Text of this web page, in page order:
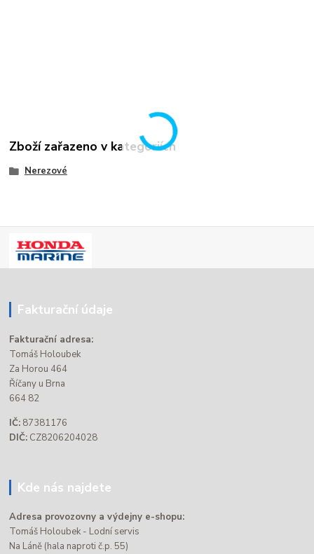
Zboží zařazeno v kategoriích
Nerezové
Fakturační údaje
Fakturační adresa:
Tomáš Holoubek
Za Horou 464
Říčany u Brna
664 82
IČ: 87381176
DIČ: CZ8206204028
Kde nás najdete
Adresa provozovny a výdejny e-shopu:
Tomáš Holoubek - Lodní servis
Na Láně (hala naproti č.p. 55)